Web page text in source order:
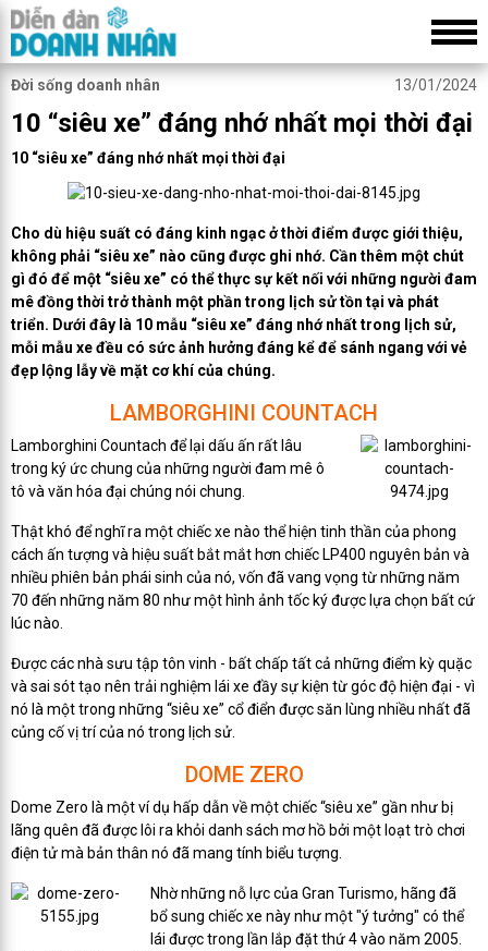
Đời sống doanh nhân 13/01/2024
10 “siêu xe” đáng nhớ nhất mọi thời đại
10 “siêu xe” đáng nhớ nhất mọi thời đại
Cho dù hiệu suất có đáng kinh ngạc ở thời điểm được giới thiệu,
không phải “siêu xe” nào cũng được ghi nhớ. Cần thêm một chút
gì đó để một “siêu xe” có thể thực sự kết nối với những người đam
mê đồng thời trở thành một phần trong lịch sử tồn tại và phát
triển. Dưới đây là 10 mẫu “siêu xe” đáng nhớ nhất trong lịch sử,
mỗi mẫu xe đều có sức ảnh hưởng đáng kể để sánh ngang với vẻ
đẹp lộng lẫy về mặt cơ khí của chúng.
LAMBORGHINI COUNTACH
Lamborghini Countach để lại dấu ấn rất lâu
trong ký ức chung của những người đam mê ô
tô và văn hóa đại chúng nói chung.
Thật khó để nghĩ ra một chiếc xe nào thể hiện tinh thần của phong
cách ấn tượng và hiệu suất bắt mắt hơn chiếc LP400 nguyên bản và
nhiều phiên bản phái sinh của nó, vốn đã vang vọng từ những năm
70 đến những năm 80 như một hình ảnh tốc ký được lựa chọn bất cứ
lúc nào.
Được các nhà sưu tập tôn vinh - bất chấp tất cả những điểm kỳ quặc
và sai sót tạo nên trải nghiệm lái xe đầy sự kiện từ góc độ hiện đại - vì
nó là một trong những “siêu xe” cổ điển được săn lùng nhiều nhất đã
củng cố vị trí của nó trong lịch sử.
DOME ZERO
Dome Zero là một ví dụ hấp dẫn về một chiếc “siêu xe” gần như bị
lãng quên đã được lôi ra khỏi danh sách mơ hồ bởi một loạt trò chơi
điện tử mà bản thân nó đã mang tính biểu tượng.
Nhờ những nỗ lực của Gran Turismo, hãng đã
bổ sung chiếc xe này như một "ý tưởng" có thể
lái được trong lần lắp đặt thứ 4 vào năm 2005.